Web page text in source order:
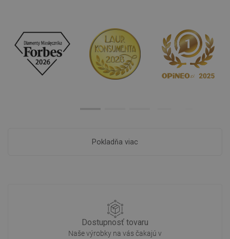
Pokladňa viac
Dostupnosť tovaru
Naše výrobky na vás čakajú v